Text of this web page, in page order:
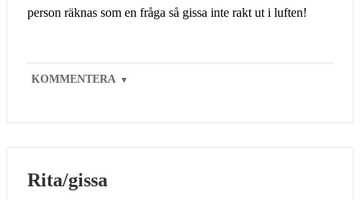
person räknas som en fråga så gissa inte rakt ut i luften!
KOMMENTERA ▼
Rita/gissa